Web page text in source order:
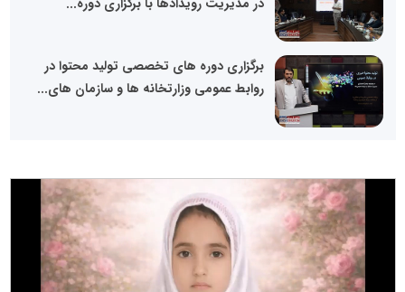
برگزاری دوره های تخصصی تولید محتوا در
روابط عمومی وزارتخانه ها و سازمان های...